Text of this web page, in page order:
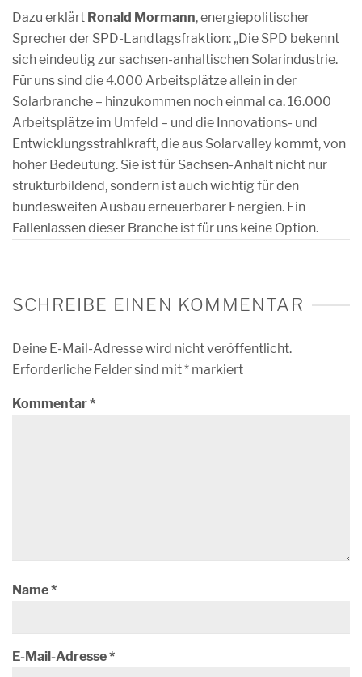
Dazu erklärt Ronald Mormann, energiepolitischer
Sprecher der SPD-Landtagsfraktion: „Die SPD bekennt
sich eindeutig zur sachsen-anhaltischen Solarindustrie.
Für uns sind die 4.000 Arbeitsplätze allein in der
Solarbranche – hinzukommen noch einmal ca. 16.000
Arbeitsplätze im Umfeld – und die Innovations- und
Entwicklungsstrahlkraft, die aus Solarvalley kommt, von
hoher Bedeutung. Sie ist für Sachsen-Anhalt nicht nur
strukturbildend, sondern ist auch wichtig für den
bundesweiten Ausbau erneuerbarer Energien. Ein
Fallenlassen dieser Branche ist für uns keine Option.
SCHREIBE EINEN KOMMENTAR
Deine E-Mail-Adresse wird nicht veröffentlicht.
Erforderliche Felder sind mit* markiert
Kommentar*
Name*
E-Mail-Adresse*